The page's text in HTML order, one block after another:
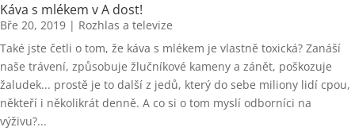
Káva s mlékem v A dost!
Bře 20, 2019 | Rozhlas a televize
Také jste četli o tom, že káva s mlékem je vlastně toxická? Zanáší
naše trávení, způsobuje žlučníkové kameny a zánět, poškozuje
žaludek... prostě je to další z jedů, který do sebe miliony lidí cpou,
někteří i několikrát denně. A co si o tom myslí odborníci na
výživu?...